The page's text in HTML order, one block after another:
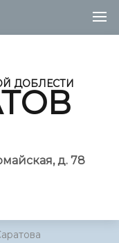
ДОБЛЕСТИ
д. 78